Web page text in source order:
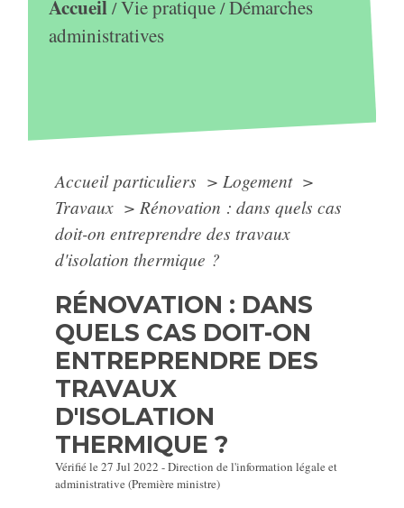
Accueil/Vie pratique/Démarches
administratives
Accueil particuliers > Logement >
Travaux > Rénovation : dans quels cas
doit-on entreprendre des travaux
d'isolation thermique ?
RÉNOVATION : DANS
QUELS CAS DOIT-ON
ENTREPRENDRE DES
TRAVAUX
D'ISOLATION
THERMIQUE ?
Vérifié le 27 Jul 2022 - Direction de l'information légale et
administrative (Première ministre)